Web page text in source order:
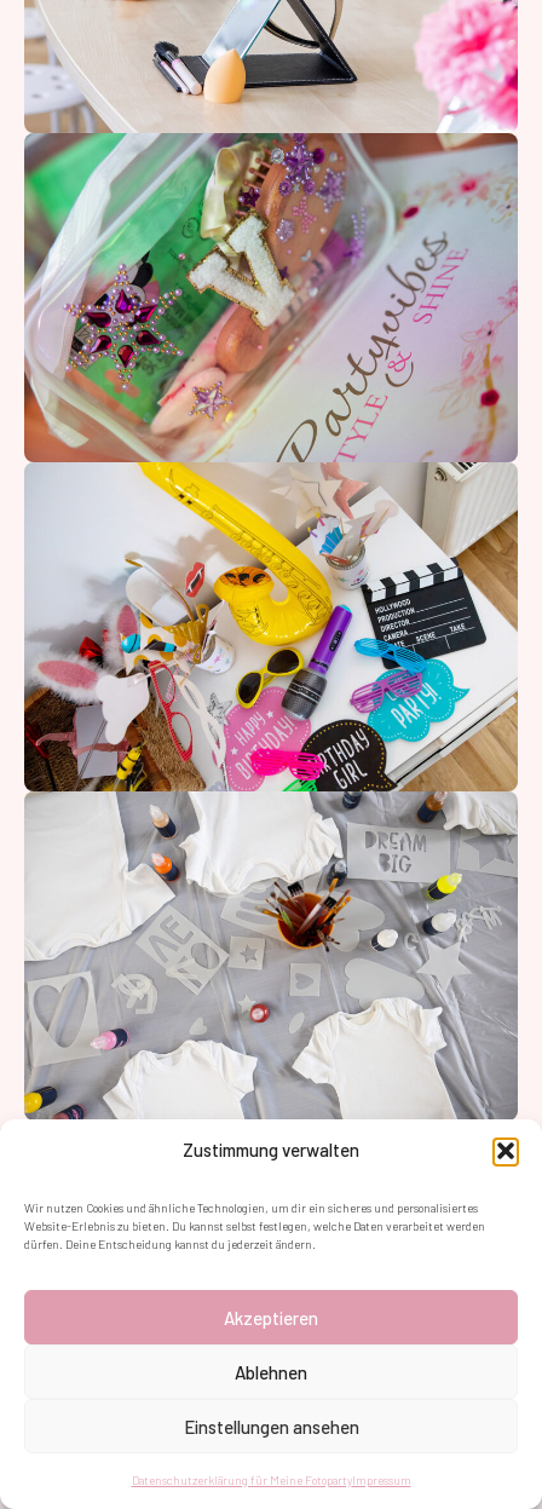
Zustimmung verwalten
Wir nutzen Cookies und ähnliche Technologien, um dir ein sicheres und personalisiertes
Website-Erlebnis zu bieten. Du kannst selbst festlegen, welche Daten verarbeitet werden
dürfen. Deine Entscheidung kannst du jederzeit ändern.
Akzeptieren
Ablehnen
Einstellungen ansehen
Datenschutzerklärung für Meine FotopartyImpressum